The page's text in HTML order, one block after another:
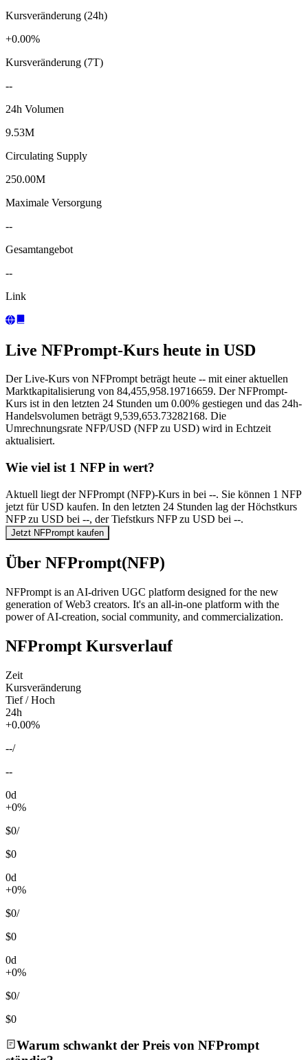
Kursveränderung (24h)
+0.00%
Kursveränderung (7T)
--
24h Volumen
9.53M
Circulating Supply
250.00M
Maximale Versorgung
--
Gesamtangebot
--
Link
Live NFPrompt-Kurs heute in USD
Der Live-Kurs von NFPrompt beträgt heute -- mit einer aktuellen
Marktkapitalisierung von 84,455,958.19716659. Der NFPrompt-
Kurs ist in den letzten 24 Stunden um 0.00% gestiegen und das 24h-
Handelsvolumen beträgt 9,539,653.73282168. Die
Umrechnungsrate NFP/USD (NFP zu USD) wird in Echtzeit
aktualisiert.
Wie viel ist 1 NFP in wert?
Aktuell liegt der NFPrompt (NFP)-Kurs in bei --. Sie können 1 NFP
jetzt für USD kaufen. In den letzten 24 Stunden lag der Höchstkurs
NFP zu USD bei --, der Tiefstkurs NFP zu USD bei --.
Jetzt NFPrompt kaufen
Über NFPrompt(NFP)
NFPrompt is an AI-driven UGC platform designed for the new
generation of Web3 creators. It's an all-in-one platform with the
power of AI-creation, social community, and commercialization.
NFPrompt Kursverlauf
Zeit
Kursveränderung
Tief / Hoch
24h
+0.00%
--/
--
0d
+0%
$0/
$0
0d
+0%
$0/
$0
0d
+0%
$0/
$0
Warum schwankt der Preis von NFPrompt